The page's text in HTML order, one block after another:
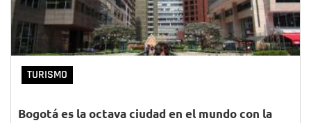
TURISMO
Bogotá es la octava ciudad en el mundo con la